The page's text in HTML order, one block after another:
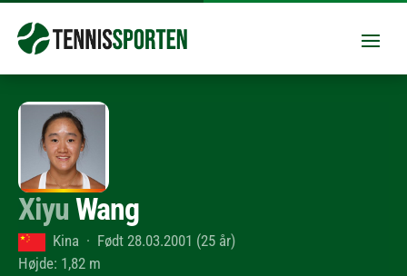
Xiyu Wang
Kina · Født 28.03.2001 (25 år)
Højde: 1,82 m